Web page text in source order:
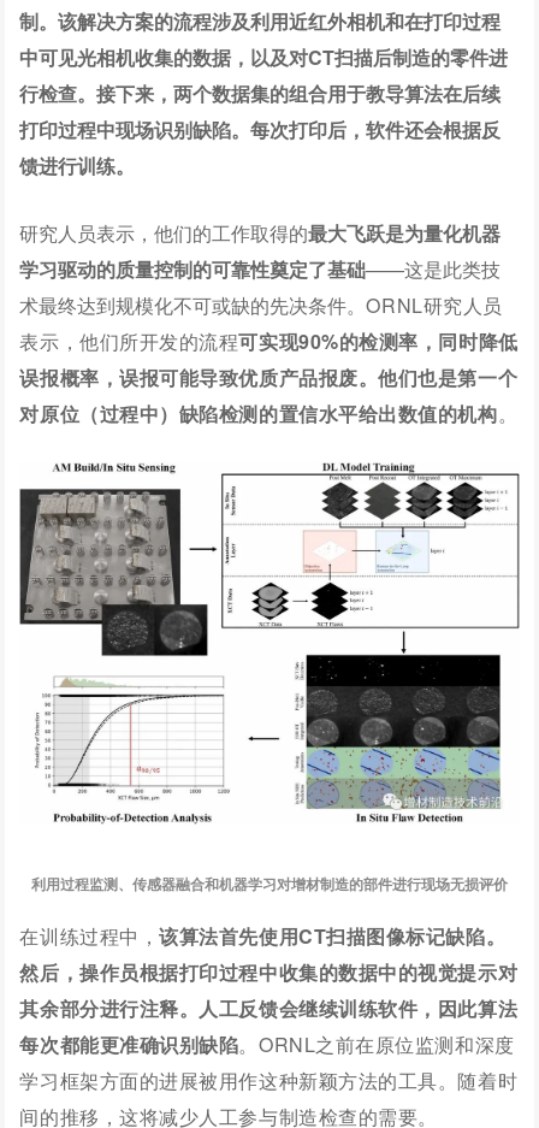
制。该解决方案的流程涉及利用近红外相机和在打印过程
中可见光相机收集的数据，以及对CT扫描后制造的零件进
行检查。接下来，两个数据集的组合用于教导算法在后续
打印过程中现场识别缺陷。每次打印后，软件还会根据反
馈进行训练。
研究人员表示，他们的工作取得的最大飞跃是为量化机器
学习驱动的质量控制的可靠性奠定了基础——这是此类技
术最终达到规模化不可或缺的先决条件。ORNL研究人员
表示，他们所开发的流程可实现90%的检测率，同时降低
误报概率，误报可能导致优质产品报废。他们也是第一个
对原位（过程中）缺陷检测的置信水平给出数值的机构。
利用过程监测、传感器融合和机器学习对增材制造的部件进行现场无损评价
在训练过程中，该算法首先使用CT扫描图像标记缺陷。
然后，操作员根据打印过程中收集的数据中的视觉提示对
其余部分进行注释。 人工反馈会继续训练软件，因此算法
每次都能更准确识别缺陷。ORNL之前在原位监测和深度
学习框架方面的进展被用作这种新颖方法的工具。随着时
间的推移，这将减少人工参与制造检查的需要。